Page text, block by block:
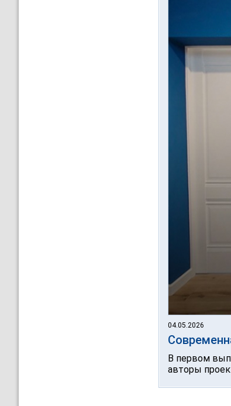
04.05.2026
В первом
авторы